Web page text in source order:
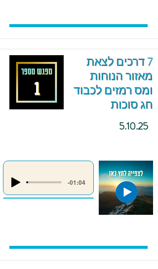
7 דרכים לצאת
מאזור הנוחות
ומס רמזים לכבוד
חג סוכות
5.10.25
-01:04